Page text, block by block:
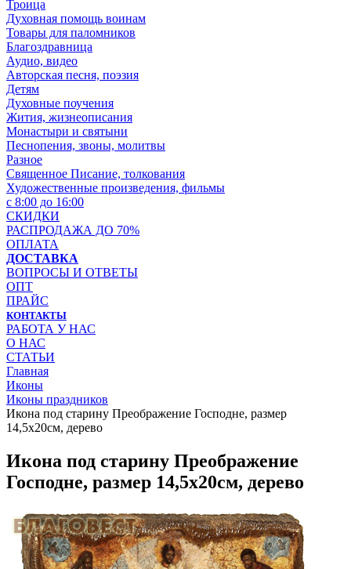
Троица
Духовная помощь воинам
Товары для паломников
Благоздравница
Аудио, видео
Авторская песня, поэзия
Детям
Духовные поучения
Жития, жизнеописания
Монастыри и святыни
Песнопения, звоны, молитвы
Разное
Священное Писание, толкования
Художественные произведения, фильмы
с 8:00 до 16:00
СКИДКИ
РАСПРОДАЖА ДО 70%
ОПЛАТА
ДОСТАВКА
ВОПРОСЫ И ОТВЕТЫ
ОПТ
ПРАЙС
КОНТАКТЫ
РАБОТА У НАС
О НАС
СТАТЬИ
Главная
Иконы
Иконы праздников
Икона под старину Преображение Господне, размер
14,5х20см, дерево
Икона под старину Преображение
Господне, размер 14,5х20см, дерево